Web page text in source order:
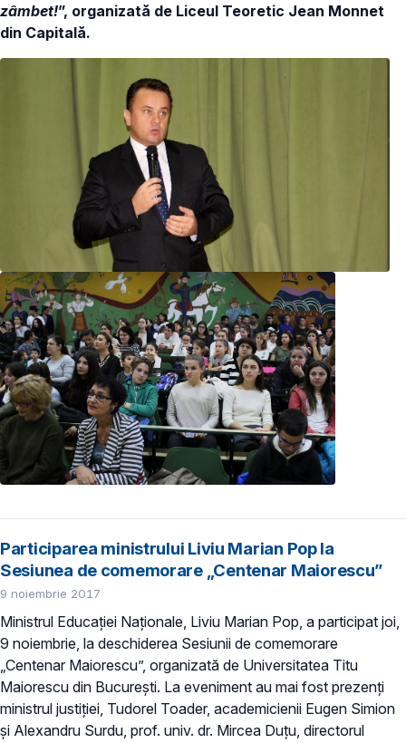
zâmbet!”, organizată de Liceul Teoretic Jean Monnet
din Capitală.
Participarea ministrului Liviu Marian Pop la
Sesiunea de comemorare „Centenar Maiorescu”
9 noiembrie 2017
Ministrul Educației Naționale, Liviu Marian Pop, a participat joi,
9 noiembrie, la deschiderea Sesiunii de comemorare
„Centenar Maiorescu”, organizată de Universitatea Titu
Maiorescu din București. La eveniment au mai fost prezenți
ministrul justiției, Tudorel Toader, academicienii Eugen Simion
și Alexandru Surdu, prof. univ. dr. Mircea Duțu, directorul